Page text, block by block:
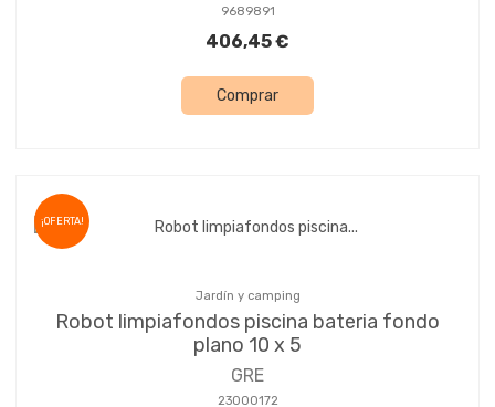
9689891
406,45 €
Comprar
¡OFERTA!
Jardín y camping
Robot limpiafondos piscina bateria fondo
plano 10 x 5
GRE
23000172